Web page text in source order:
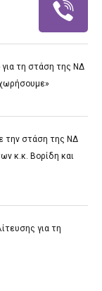
τη στάση της ΝΔ
την στάση της ΝΔ
κ.κ. Βορίδη και
για τη